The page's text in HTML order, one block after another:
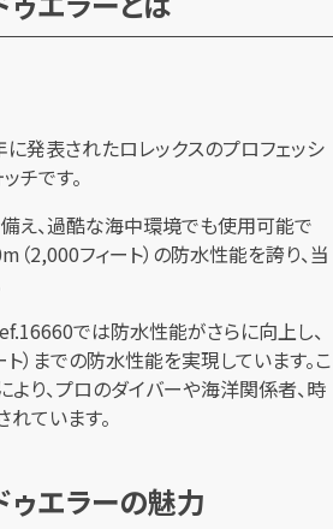
に発表されたロレックスのプロフェッシ
チです。
え、過酷な海中環境でも使用可能で
2,000フィート）の防水性能を誇り、当
では防水性能がさらに向上し、
）までの防水性能を実現しています。こ
り、プロのダイバーや海洋関係者、時
ています。
ゥエラーの魅力